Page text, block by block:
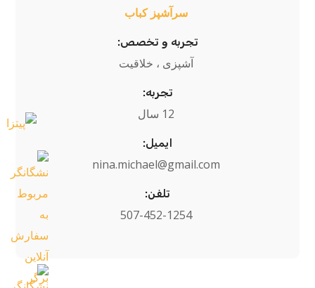
سرآشپز کباب
تجربه و تخصص:
آشپزی ، خلاقیت
تجربه:
12 سال
ایمیل:
nina.michael@gmail.com
تلفن:
507-452-1254